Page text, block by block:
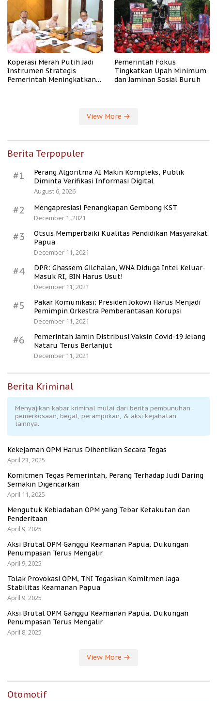
Koperasi Merah Putih Jadi
Instrumen Strategis
Pemerintah Meningkatkan
Pemerintah Fokus
Tingkatkan Upah Minimum
dan Jaminan Sosial Buruh
View More
Berita Terpopuler
#1
Perang Algoritma AI Makin Kompleks, Publik
Diminta Verifikasi Informasi Digital
August 6, 2026
#2
Mengapresiasi Penangkapan Gembong KST
December 1, 2021
#3
Otsus Memperbaiki Kualitas Pendidikan Masyarakat
Papua
December 11, 2021
#4
DPR: Ghassem Gilchalan, WNA Diduga Intel Keluar-
Masuk RI, BIN Harus Usut!
December 11, 2021
#5
Pakar Komunikasi: Presiden Jokowi Harus Menjadi
Pemimpin Orkestra Pemberantasan Korupsi
December 11, 2021
#6
Pemerintah Jamin Distribusi Vaksin Covid-19 Jelang
Nataru Terus Berlanjut
December 11, 2021
Berita Kriminal
Menyajikan kabar kriminal mulai dari berita pembunuhan,
pemerkosaan, begal, perampokan, & aksi kejahatan
lainnya.
Kekejaman OPM Harus Dihentikan Secara Tegas
April 23, 2025
Komitmen Tegas Pemerintah, Perang Terhadap Judi Daring
Semakin Digencarkan
April 11, 2025
Mengutuk Kebiadaban OPM yang Tebar Ketakutan dan
Penderitaan
April 9, 2025
Aksi Brutal OPM Ganggu Keamanan Papua, Dukungan
Penumpasan Terus Mengalir
April 9, 2025
Tolak Provokasi OPM, TNI Tegaskan Komitmen Jaga
Stabilitas Keamanan Papua
April 9, 2025
Aksi Brutal OPM Ganggu Keamanan Papua, Dukungan
Penumpasan Terus Mengalir
April 8, 2025
View More
Otomotif